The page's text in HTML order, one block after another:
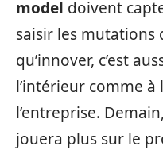
model doivent
saisir les mutations
qu’innover, c’est
l’intérieur comme à
l’entreprise.
jouera plus sur le